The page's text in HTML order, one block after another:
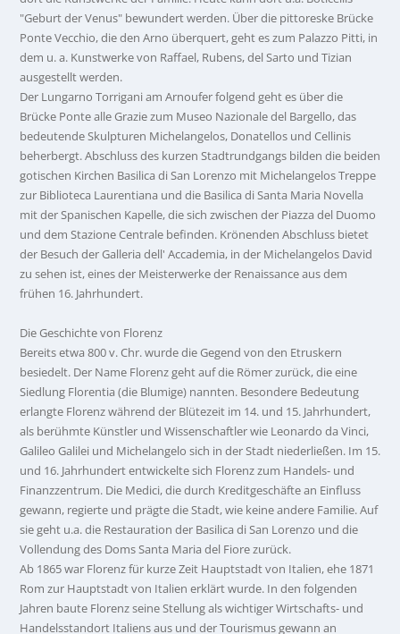
"Geburt der Venus" bewundert werden. Über die pittoreske Brücke
Ponte Vecchio, die den Arno überquert, geht es zum Palazzo Pitti, in
dem u. a. Kunstwerke von Raffael, Rubens, del Sarto und Tizian
ausgestellt werden.
Der Lungarno Torrigani am Arnoufer folgend geht es über die
Brücke Ponte alle Grazie zum Museo Nazionale del Bargello, das
bedeutende Skulpturen Michelangelos, Donatellos und Cellinis
beherbergt. Abschluss des kurzen Stadtrundgangs bilden die beiden
gotischen Kirchen Basilica di San Lorenzo mit Michelangelos Treppe
zur Biblioteca Laurentiana und die Basilica di Santa Maria Novella
mit der Spanischen Kapelle, die sich zwischen der Piazza del Duomo
und dem Stazione Centrale befinden. Krönenden Abschluss bietet
der Besuch der Galleria dell' Accademia, in der Michelangelos David
zu sehen ist, eines der Meisterwerke der Renaissance aus dem
frühen 16. Jahrhundert.
Die Geschichte von Florenz
Bereits etwa 800 v. Chr. wurde die Gegend von den Etruskern
besiedelt. Der Name Florenz geht auf die Römer zurück, die eine
Siedlung Florentia (die Blumige) nannten. Besondere Bedeutung
erlangte Florenz während der Blütezeit im 14. und 15. Jahrhundert,
als berühmte Künstler und Wissenschaftler wie Leonardo da Vinci,
Galileo Galilei und Michelangelo sich in der Stadt niederließen. Im 15.
und 16. Jahrhundert entwickelte sich Florenz zum Handels- und
Finanzzentrum. Die Medici, die durch Kreditgeschäfte an Einfluss
gewann, regierte und prägte die Stadt, wie keine andere Familie. Auf
sie geht u.a. die Restauration der Basilica di San Lorenzo und die
Vollendung des Doms Santa Maria del Fiore zurück.
Ab 1865 war Florenz für kurze Zeit Hauptstadt von Italien, ehe 1871
Rom zur Hauptstadt von Italien erklärt wurde. In den folgenden
Jahren baute Florenz seine Stellung als wichtiger Wirtschafts- und
Handelsstandort Italiens aus und der Tourismus gewann an